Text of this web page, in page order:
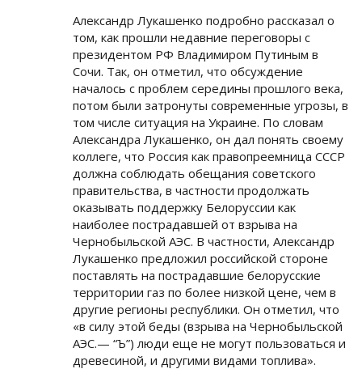
Александр Лукашенко подробно рассказал о
том, как прошли недавние переговоры с
президентом РФ Владимиром Путиным в
Сочи. Так, он отметил, что обсуждение
началось с проблем середины прошлого века,
потом были затронуты современные угрозы, в
том числе ситуация на Украине. По словам
Александра Лукашенко, он дал понять своему
коллеге, что Россия как правопреемница СССР
должна соблюдать обещания советского
правительства, в частности продолжать
оказывать поддержку Белоруссии как
наиболее пострадавшей от взрыва на
Чернобыльской АЭС. В частности, Александр
Лукашенко предложил российской стороне
поставлять на пострадавшие белорусские
территории газ по более низкой цене, чем в
другие регионы республики. Он отметил, что
«в силу этой беды (взрыва на Чернобыльской
АЭС.— “Ъ”) люди еще не могут пользоваться и
древесиной, и другими видами топлива».